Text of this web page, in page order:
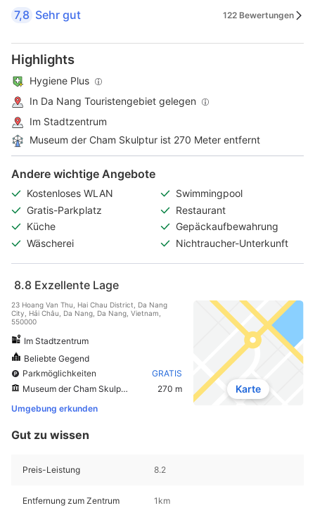
7,8 Sehr gut 122 Bewertungen
Highlights
Hygiene Plus
In Da Nang Touristengebiet gelegen
Im Stadtzentrum
Museum der Cham Skulptur ist 270 Meter entfernt
Andere wichtige Angebote
Kostenloses WLAN
Swimmingpool
Gratis-Parkplatz
Restaurant
Küche
Gepäckaufbewahrung
Wäscherei
Nichtraucher-Unterkunft
8.8 Exzellente Lage
23 Hoang Van Thu, Hai Chau District, Da Nang
City, Hải Châu, Da Nang, Da Nang, Vietnam,
550000
Im Stadtzentrum
Beliebte Gegend
Parkmöglichkeiten
GRATIS
Museum der Cham Skulptur
270 m
Umgebung erkunden
Karte
Gut zu wissen
Preis-Leistung 8.2
Entfernung zum Zentrum 1km